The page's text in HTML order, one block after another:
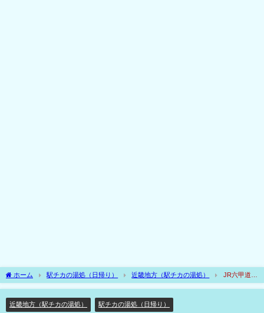
ホーム 駅チカの湯処（日帰り） 近畿地方（駅チカの湯処）
JR六甲道駅
から徒歩2分の温泉銭湯！朝風呂OK！夏に嬉しい六甲の伏流水の水風呂あり〼！
近畿地方（駅チカの湯処） 駅チカの湯処（日帰り）